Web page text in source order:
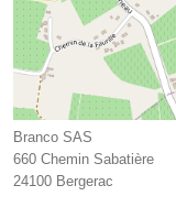
Branco SAS
660 Chemin Sabatière
24100 Bergerac